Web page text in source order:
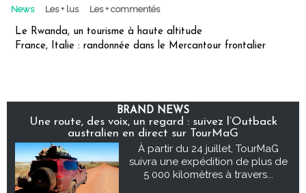
News Les + lus Les + commentés
Le Rwanda, un tourisme à haute altitude
France, Italie : randonnée dans le Mercantour frontalier
BRAND NEWS
Une route, des voix, un regard : suivez l’Outback
australien en direct sur TourMaG
À partir du 24 juillet, TourMaG
suivra une expédition de plus de
5 000 kilomètres à travers...